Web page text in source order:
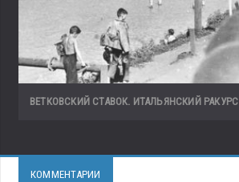
ВЕТКОВСКИЙ СТАВОК. ИТАЛЬЯНСКИЙ РАКУРС
КОММЕНТАРИИ